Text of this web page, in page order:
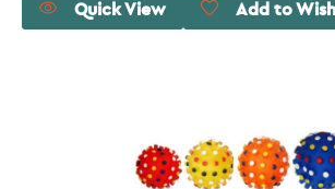
Quick View Add to